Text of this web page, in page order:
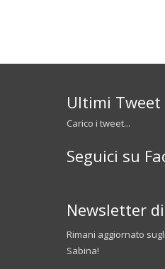
Ultimi Tweet
Carico i tweet...
Seguici su
Newsletter
Rimani aggiornato
Sabina!